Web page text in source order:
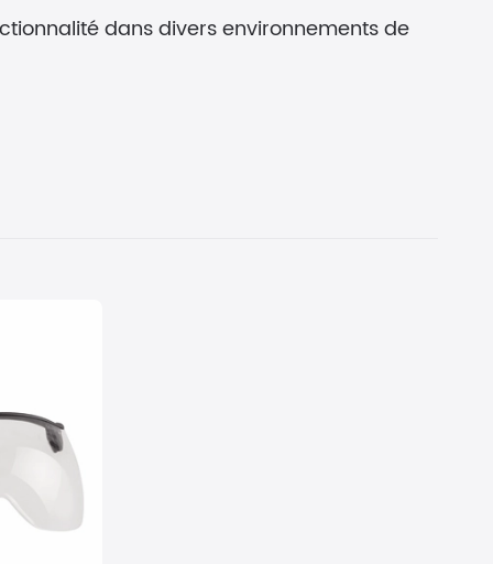
dans divers environnements de